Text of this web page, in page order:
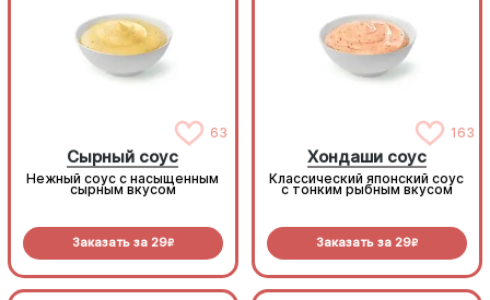
63
Сырный соус
Нежный соус с насыщенным
сырным вкусом
Заказать за 29R
163
Хондаши соус
Классический японский соус
с тонким рыбным вкусом
Заказать за 29R